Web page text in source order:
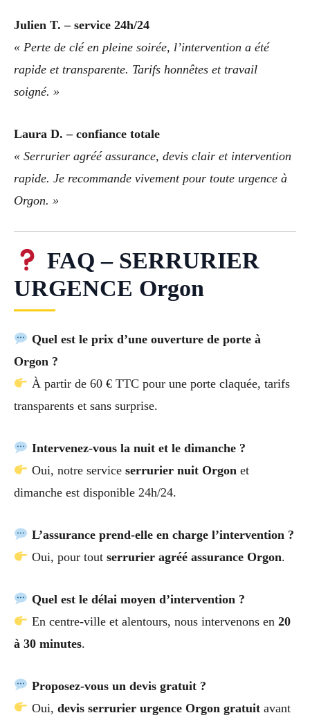
Julien T. – service 24h/24
« Perte de clé en pleine soirée, l’intervention a été
rapide et transparente. Tarifs honnêtes et travail
soigné. »
Laura D. – confiance totale
« Serrurier agréé assurance, devis clair et intervention
rapide. Je recommande vivement pour toute urgence à
Orgon. »
FAQ – SERRURIER
URGENCE Orgon
Quel est le prix d’une ouverture de porte à
Orgon ?
À partir de 60 € TTC pour une porte claquée, tarifs
transparents et sans surprise.
Intervenez-vous la nuit et le dimanche ?
Oui, notre service serrurier nuit Orgonet
dimanche est disponible 24h/24.
L’assurance prend-elle en charge l’intervention ?
Oui, pour tout serrurier agréé assurance Orgon.
Quel est le délai moyen d’intervention ?
En centre-ville et alentours, nous intervenons en 20
à 30 minutes.
Proposez-vous un devis gratuit ?
Oui, devis serrurier urgence Orgon gratuitavant